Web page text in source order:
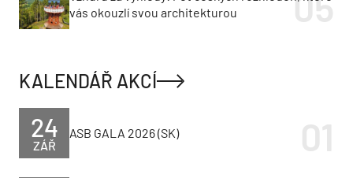
vás okouzlí svou architekturou
KALENDÁŘ AKCÍ
ZÁŘ
24 ASB GALA 2026 (SK)